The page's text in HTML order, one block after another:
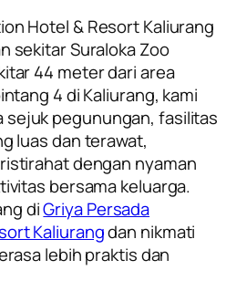
Hotel & Resort Kaliurang
sekitar Suraloka Zoo
44 meter dari area
4 di Kaliurang, kami
sejuk pegunungan, fasilitas
luas dan terawat,
dengan nyaman
bersama keluarga.
diGriya Persada
Kaliurangdan nikmati
lebih praktis dan